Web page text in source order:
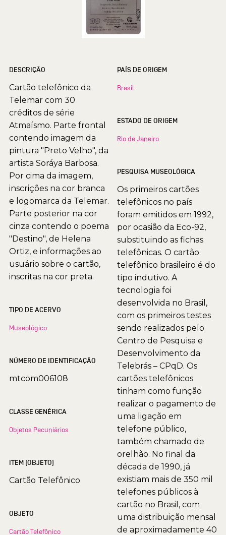
DESCRIÇÃO
Cartão telefônico da
Telemar com 30
créditos de série
Atmaísmo. Parte frontal
contendo imagem da
pintura "Preto Velho", da
artista Soráya Barbosa.
Por cima da imagem,
inscrições na cor branca
e logomarca da Telemar.
Parte posterior na cor
cinza contendo o poema
"Destino", de Helena
Ortiz, e informações ao
usuário sobre o cartão,
inscritas na cor preta.
TIPO DE ACERVO
Museológico
NÚMERO DE IDENTIFICAÇÃO
mtcom006108
CLASSE GENÉRICA
Objetos Pecuniários
ITEM (OBJETO)
Cartão Telefônico
OBJETO
Cartão Telefônico
PAÍS DE ORIGEM
Brasil
ESTADO DE ORIGEM
Rio de Janeiro
PESQUISA MUSEOLÓGICA
Os primeiros cartões
telefônicos no país
foram emitidos em 1992,
por ocasião da Eco-92,
substituindo as fichas
telefônicas. O cartão
telefônico brasileiro é do
tipo indutivo. A
tecnologia foi
desenvolvida no Brasil,
com os primeiros testes
sendo realizados pelo
Centro de Pesquisa e
Desenvolvimento da
Telebrás – CPqD. Os
cartões telefônicos
tinham como função
realizar o pagamento de
uma ligação em
telefone público,
também chamado de
orelhão. No final da
década de 1990, já
existiam mais de 350 mil
telefones públicos à
cartão no Brasil, com
uma distribuição mensal
de aproximadamente 40